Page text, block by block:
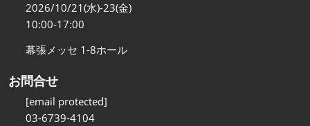
2026/10/21(水)-23(金)
10:00-17:00
幕張メッセ 1-8ホール
お問合せ
[email protected]
03-6739-4104